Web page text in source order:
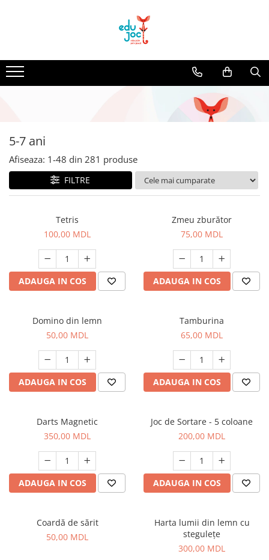
1-2 ani
3-4 ani
5-7 ani
Afiseaza: 1-48 din 281 produse
FILTRE
Tetris
100,00 MDL
ADAUGA IN COS
Zmeu zburător
75,00 MDL
ADAUGA IN COS
Domino din lemn
50,00 MDL
ADAUGA IN COS
Tamburina
65,00 MDL
ADAUGA IN COS
Darts Magnetic
350,00 MDL
ADAUGA IN COS
Joc de Sortare - 5 coloane
200,00 MDL
ADAUGA IN COS
Coardă de sărit
50,00 MDL
Harta lumii din lemn cu
stegulețe
300,00 MDL